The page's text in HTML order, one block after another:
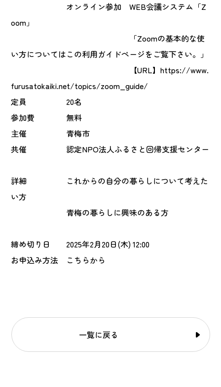
オンライン参加WEB会議システム「Z
oom」
「Zoomの基本的な使
い方についてはこの利用ガイドページをご覧下さい。」
【URL】https://www.
furusatokaiki.net/topics/zoom_guide/
定員 20名
参加費 無料
主催 青梅市
共催認定NPO法人ふるさと回帰支援センター
詳細
これからの自分の暮らしについて考えた
い方
青梅の暮らしに興味のある方
締め切り日 2025年2月20日(木) 12:00
お申込み方法
こちらから
一覧に戻る